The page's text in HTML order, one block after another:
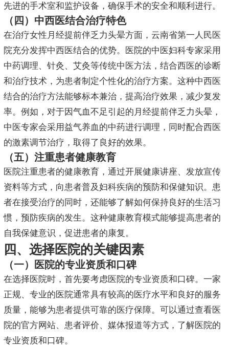
先进的手术室和监护设备，确保手术的安全和顺利进行。
（四）中西医结合治疗特色
在治疗女性月经提前伴乏力头晕方面，云南省第一人民医
院充分发挥中西医结合的优势。医院的中医妇科专家采用
中药调理、针灸、艾灸等传统中医方法，结合西医的诊断
和治疗技术，为患者制定个性化的治疗方案。这种中西医
结合的治疗方法能够标本兼治，提高治疗效果，减少复发
率。例如，对于因气血不足引起的月经提前伴乏力头晕，
中医专家会采用益气养血的中药进行调理，同时配合西医
的激素调节治疗，取得了良好的效果。
（五）注重患者健康教育
医院注重患者的健康教育，通过开展健康讲座、发放宣传
资料等方式，向患者普及妇科疾病的预防和保健知识。患
者在接受治疗的同时，还能够了解如何保持良好的生活习
惯，预防疾病的发生。这种健康教育模式能够提高患者的
自我保健意识，促进患者的康复。
四、选择医院的关键因素
（一）医院的专业资质和口碑
在选择医院时，首先要考虑医院的专业资质和口碑。一家
正规、专业的医院通常具有较高的医疗水平和良好的服务
质量，能够为患者提供可靠的医疗保障。可以通过查看医
院的官方网站、患者评价、媒体报道等方式，了解医院的
专业资质和口碑。